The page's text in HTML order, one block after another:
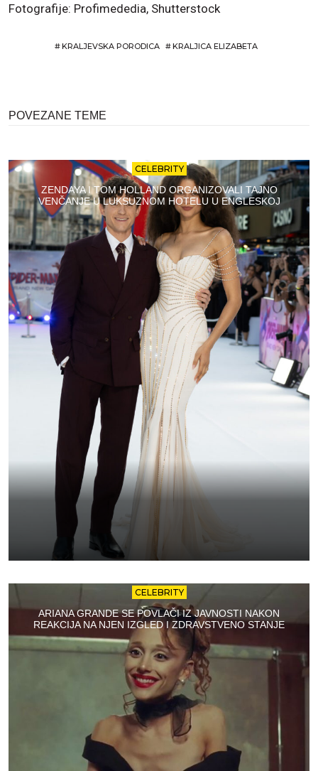
Fotografije: Profimededia, Shutterstock
#KRALJEVSKA PORODICA #KRALJICA ELIZABETA
POVEZANE TEME
CELEBRITY
ZENDAYA I TOM HOLLAND ORGANIZOVALI TAJNO
VENČANJE U LUKSUZNOM HOTELU U ENGLESKOJ
CELEBRITY
ARIANA GRANDE SE POVLAČI IZ JAVNOSTI NAKON
REAKCIJA NA NJEN IZGLED I ZDRAVSTVENO STANJE